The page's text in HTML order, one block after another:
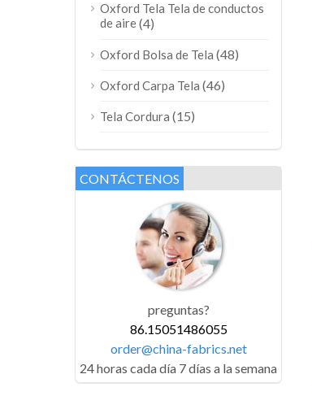
Oxford Tela Tela de conductos
de aire(4)
Oxford Bolsa de Tela (48)
Oxford Carpa Tela (46)
Tela Cordura (15)
CONTÁCTENOS
preguntas?
86.15051486055
order@china-fabrics.net
24 horas cada día 7 días a la semana